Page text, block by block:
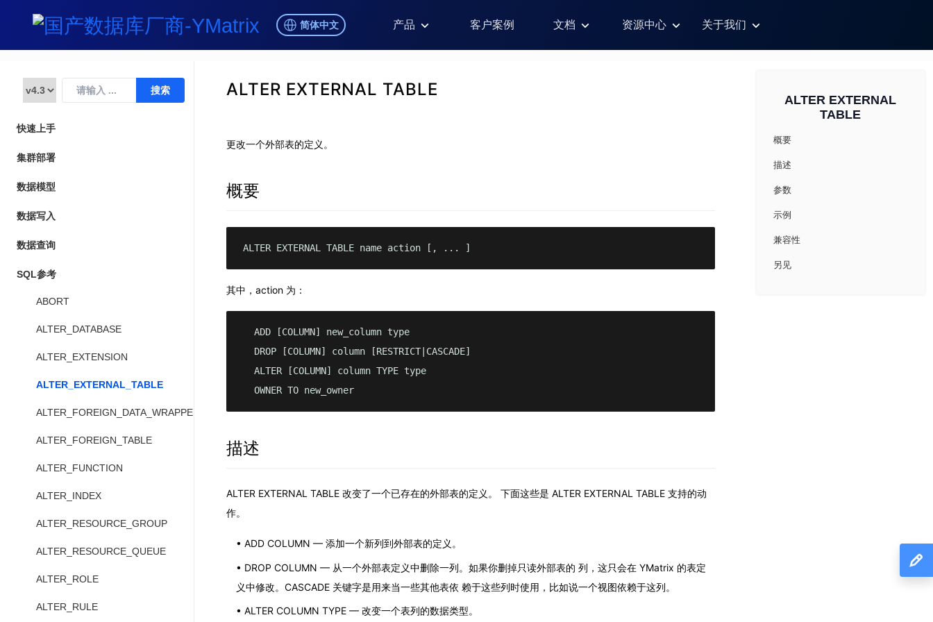
简体中文 产品 客户案例 文档 资源中心 关于我们
快速上手
集群部署
数据模型
数据写入
数据查询
SQL参考
ABORT
ALTER_DATABASE
ALTER_EXTENSION
ALTER_EXTERNAL_TABLE
ALTER_FOREIGN_DATA_WRAPPER
ALTER_FOREIGN_TABLE
ALTER_FUNCTION
ALTER_INDEX
ALTER_RESOURCE_GROUP
ALTER_RESOURCE_QUEUE
ALTER_ROLE
ALTER_RULE
ALTER EXTERNAL TABLE
更改一个外部表的定义。
概要
ALTER EXTERNAL TABLE name action [, ... ]
其中，action 为：
  ADD [COLUMN] new_column type
  DROP [COLUMN] column [RESTRICT|CASCADE]
  ALTER [COLUMN] column TYPE type
  OWNER TO new_owner
描述
ALTER EXTERNAL TABLE 改变了一个已存在的外部表的定义。 下面这些是 ALTER EXTERNAL TABLE 支持的动
作。
ADD COLUMN — 添加一个新列到外部表的定义。
DROP COLUMN — 从一个外部表定义中删除一列。如果你删掉只读外部表的 列，这只会在 YMatrix 的表定
义中修改。CASCADE 关键字是用来当一些其他表依 赖于这些列时使用，比如说一个视图依赖于这列。
ALTER COLUMN TYPE — 改变一个表列的数据类型。
ALTER EXTERNAL
TABLE
概要
描述
参数
示例
兼容性
另见